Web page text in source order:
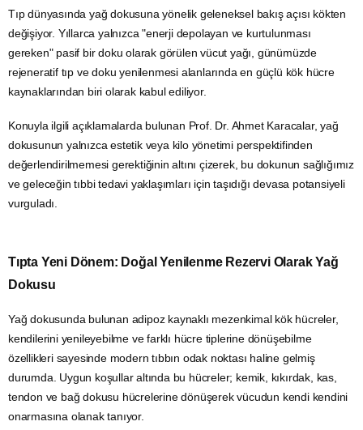
Tıp dünyasında yağ dokusuna yönelik geleneksel bakış açısı kökten
değişiyor. Yıllarca yalnızca "enerji depolayan ve kurtulunması
gereken" pasif bir doku olarak görülenvücut yağı, günümüzde
rejeneratif tıp ve doku yenilenmesi alanlarında en güçlü kök hücre
kaynaklarından biri olarak kabul ediliyor.
Konuyla ilgili açıklamalarda bulunan Prof. Dr. Ahmet Karacalar, yağ
dokusunun yalnızca estetik veya kilo yönetimi perspektifinden
değerlendirilmemesi gerektiğinin altını çizerek, bu dokunun sağlığımız
ve geleceğin tıbbi tedavi yaklaşımları için taşıdığı devasa potansiyeli
vurguladı.
Tıpta Yeni Dönem: Doğal Yenilenme Rezervi Olarak Yağ
Dokusu
Yağ dokusunda bulunan adipoz kaynaklı mezenkimal kök hücreler,
kendilerini yenileyebilme ve farklı hücre tiplerine dönüşebilme
özellikleri sayesinde modern tıbbın odak noktası haline gelmiş
durumda. Uygun koşullar altında bu hücreler; kemik, kıkırdak, kas,
tendon ve bağ dokusu hücrelerine dönüşerek vücudun kendi kendini
onarmasına olanak tanıyor.